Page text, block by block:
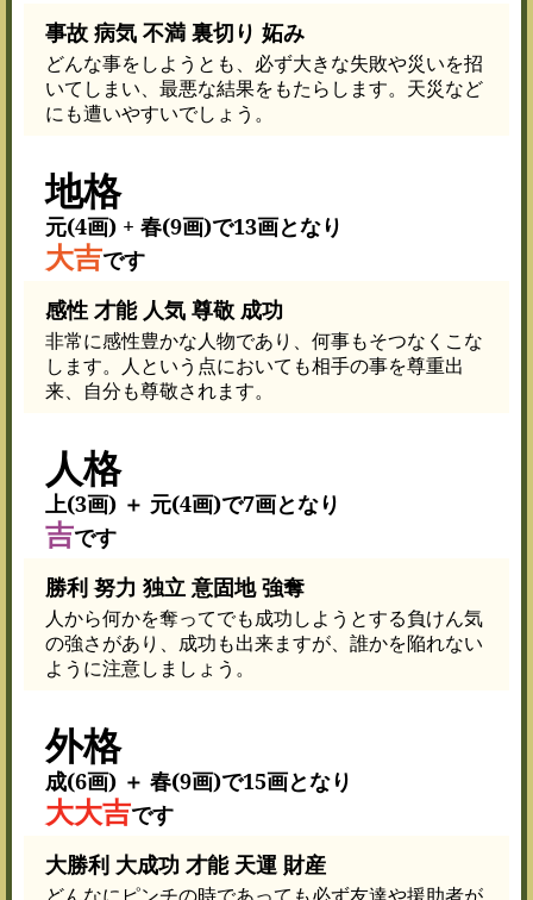
事故 病気 不満 裏切り 妬み
どんな事をしようとも、必ず大きな失敗や災いを招
いてしまい、最悪な結果をもたらします。天災など
にも遭いやすいでしょう。
地格
元(4画) + 春(9画)で13画となり
大吉です
感性 才能 人気 尊敬 成功
非常に感性豊かな人物であり、何事もそつなくこな
します。人という点においても相手の事を尊重出
来、自分も尊敬されます。
人格
上(3画) ＋ 元(4画)で7画となり
吉です
勝利 努力 独立 意固地 強奪
人から何かを奪ってでも成功しようとする負けん気
の強さがあり、成功も出来ますが、誰かを陥れない
ように注意しましょう。
外格
成(6画) ＋ 春(9画)で15画となり
大大吉です
大勝利 大成功 才能 天運 財産